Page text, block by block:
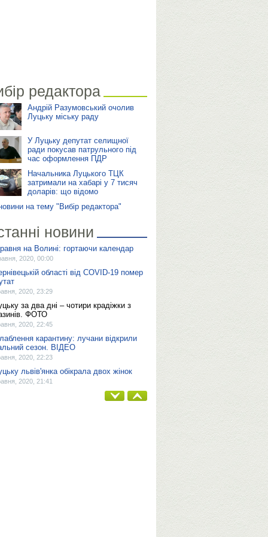
редактора
Андрій Разумовський очолив
Луцьку міську раду
У Луцьку депутат селищної
ради покусав патрульного під
час оформлення ПДР
Начальника Луцького ТЦК
затримали на хабарі у 7 тисяч
доларів: що відомо
на тему "Вибір редактора"
новини
на Волині: гортаючи календар
2020, 00:00
області від COVID-19 помер
2020, 23:29
за два дні – чотири крадіжки з
ФОТО
2020, 22:45
карантину: лучани відкрили
сезон. ВІДЕО
2020, 22:23
львів'янка обікрала двох жінок
2020, 21:41